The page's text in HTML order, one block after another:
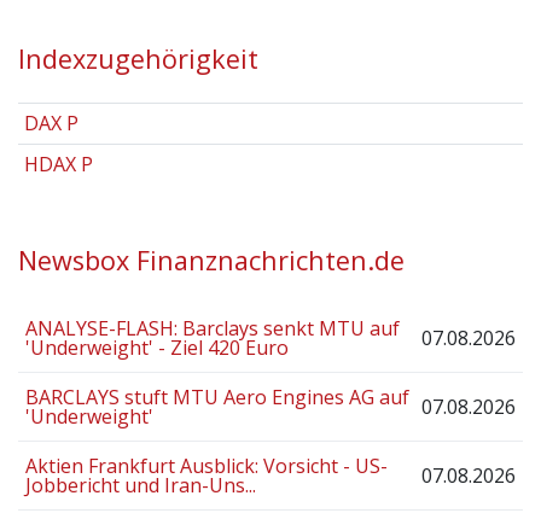
Indexzugehörigkeit
DAX P
HDAX P
Newsbox Finanznachrichten.de
ANALYSE-FLASH: Barclays senkt MTU auf
'Underweight' - Ziel 420 Euro 07.08.2026
BARCLAYS stuft MTU Aero Engines AG auf
'Underweight' 07.08.2026
Aktien Frankfurt Ausblick: Vorsicht - US-
Jobbericht und Iran-Uns... 07.08.2026